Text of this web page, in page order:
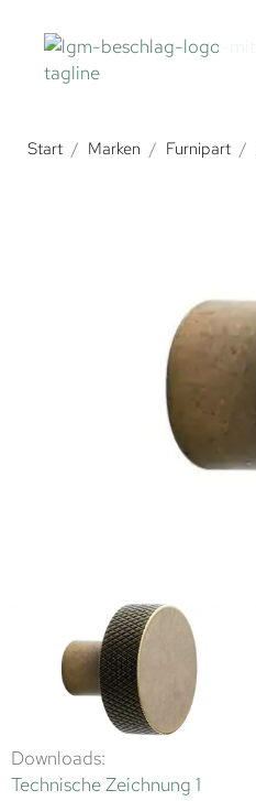
Start / Marken / Furnipart /
Downloads:
Technische Zeichnung 1